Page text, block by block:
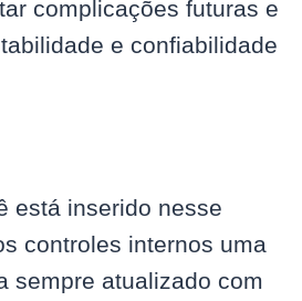
complicações futuras e
e confiabilidade
está inserido nesse
controles internos uma
sempre atualizado com